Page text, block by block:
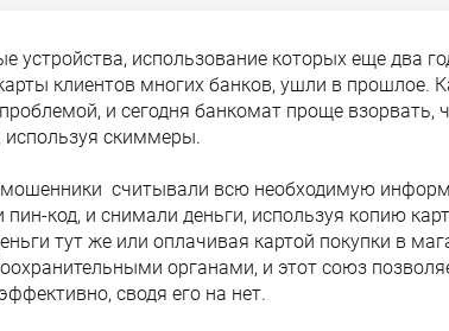
устройства, использование которых еще два
клиентов многих банков, ушли в прошлое.
и сегодня банкомат проще взорвать,
используя скиммеры.
считывали всю необходимую
пин-код, и снимали деньги, используя копию
тут же или оплачивая картой покупки в
органами, и этот союз
сводя его на нет.